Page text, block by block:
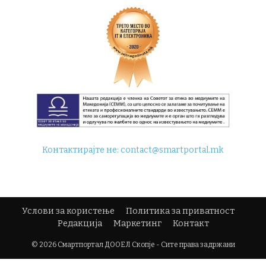
Контактирајте не:contact@smartportal.mk
Услови за користење
Политика за приватност
Редакција
Маркетинг Контакт
© 2026 Смартпортал ДООЕЛ Скопје - Сите права задржани